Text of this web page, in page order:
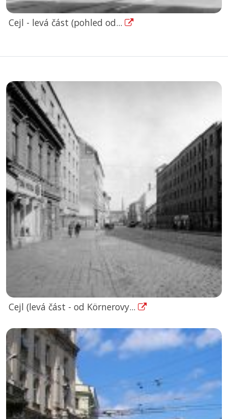
Cejl - levá část (pohled od...
Cejl (levá část - od Körnerovy...